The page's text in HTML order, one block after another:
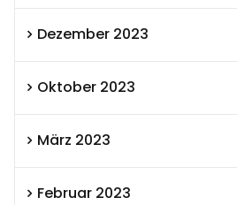
Dezember 2023
Oktober 2023
März 2023
Februar 2023